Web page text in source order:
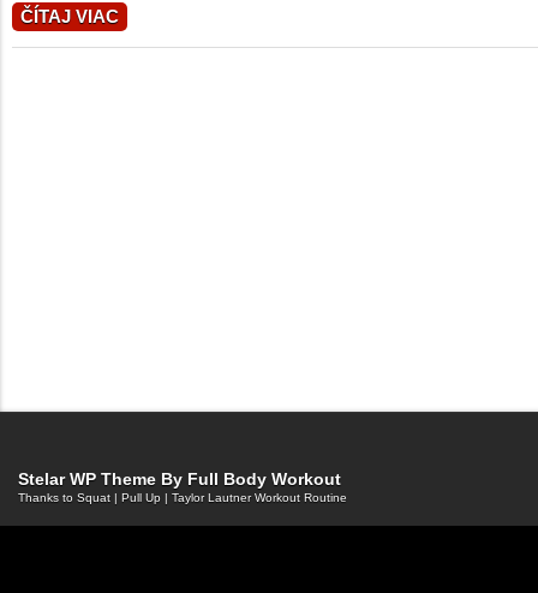
ČÍTAJ VIAC
Stelar WP Theme By Full Body Workout
Thanks to Squat | Pull Up | Taylor Lautner Workout Routine